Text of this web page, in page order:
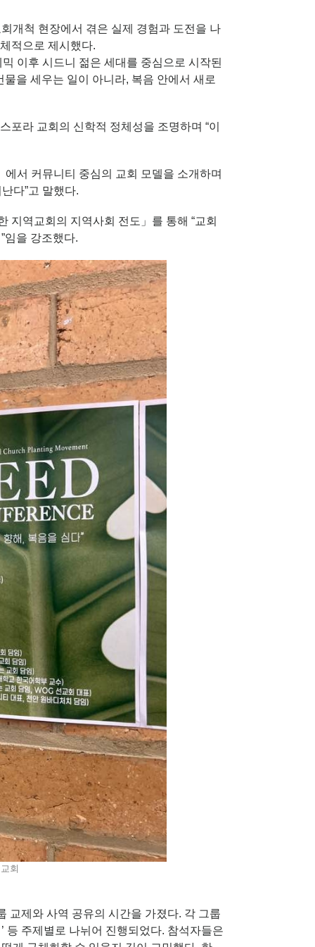
개척 현장에서 겪은 실제 경험과 도전을 나
적으로 제시했다.
이후 시드니 젊은 세대를 중심으로 시작된
을 세우는 일이 아니라, 복음 안에서 새로
라 교회의 신학적 정체성을 조명하며 “이
서 커뮤니티 중심의 교회 모델을 소개하며
다”고 말했다.
지역교회의 지역사회 전도」를 통해 “교회
임을 강조했다.
회
교제와 사역 공유의 시간을 가졌다. 각 그룹
등 주제별로 나뉘어 진행되었다. 참석자들은